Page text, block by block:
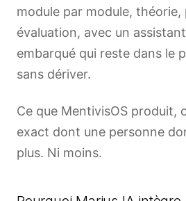
module par module, théorie,
évaluation, avec un
embarqué qui reste dans le
sans dériver.
Ce que MentivisOS produit,
exact dont une personne
plus. Ni moins.